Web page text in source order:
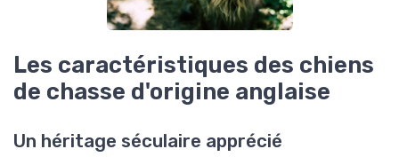
Les caractéristiques des chiens
de chasse d'origine anglaise
Un héritage séculaire apprécié